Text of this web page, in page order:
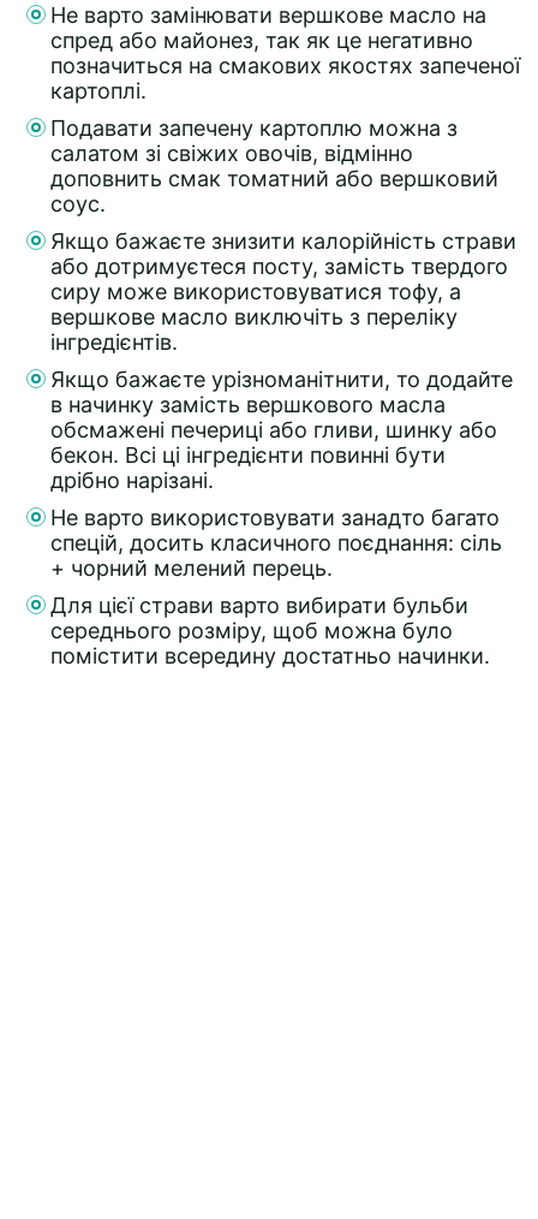
Не варто замінювати вершкове масло на
спред або майонез, так як це негативно
позначиться на смакових якостях запеченої
картоплі.
Подавати запечену картоплю можна з
салатом зі свіжих овочів, відмінно
доповнить смак томатний або вершковий
соус.
Якщо бажаєте знизити калорійність страви
або дотримуєтеся посту, замість твердого
сиру може використовуватися тофу, а
вершкове масло виключіть з переліку
інгредієнтів.
Якщо бажаєте урізноманітнити, то додайте
в начинку замість вершкового масла
обсмажені печериці або гливи, шинку або
бекон. Всі ці інгредієнти повинні бути
дрібно нарізані.
Не варто використовувати занадто багато
спецій, досить класичного поєднання: сіль
+ чорний мелений перець.
Для цієї страви варто вибирати бульби
середнього розміру, щоб можна було
помістити всередину достатньо начинки.